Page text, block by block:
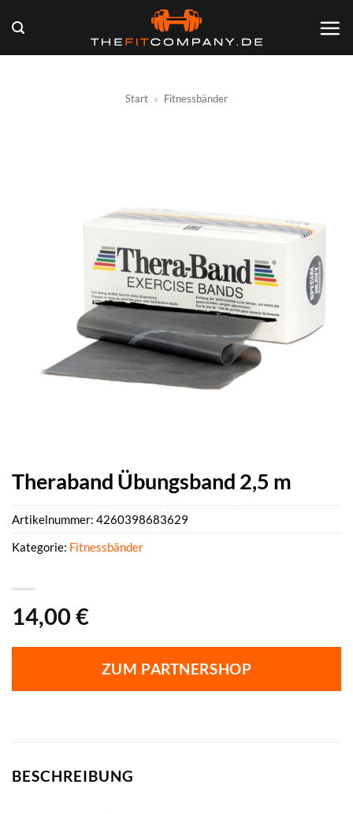
Inhalt
springen
Start » Fitnessbänder
Theraband Übungsband 2,5 m
14,00 €
ZUM PARTNERSHOP
Artikelnummer: 4260398683629
Kategorie: Fitnessbänder
BESCHREIBUNG